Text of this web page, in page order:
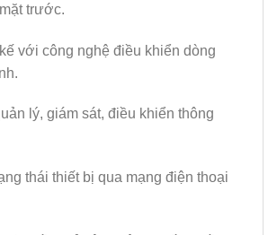
trước.
với công nghệ điều khiển dòng
lý, giám sát, điều khiển thông
thái thiết bị qua mạng điện thoại